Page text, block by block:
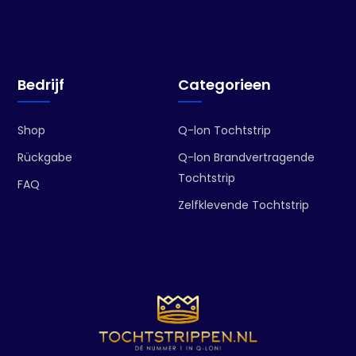
Categorieen
Q-lon Tochtstrip
Q-lon Brandvertragende
Tochtstrip
Zelfklevende Tochtstrip
Bedrijf
Shop
Rückgabe
FAQ